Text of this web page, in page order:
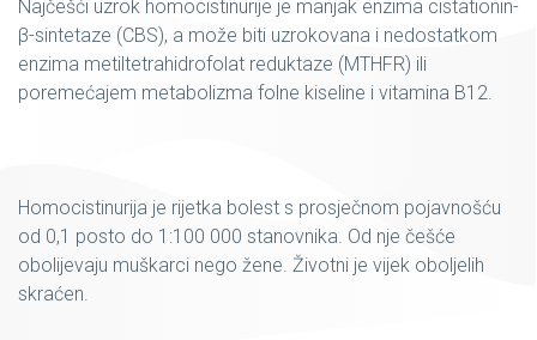
Najčešći uzrok homocistinurije je manjak enzima cistationin-
β-sintetaze (CBS), a može biti uzrokovana i nedostatkom
enzima metiltetrahidrofolat reduktaze (MTHFR) ili
poremećajem metabolizma folne kiseline i vitamina B12.
Homocistinurija je rijetka bolest s prosječnom poja­vnošću
od 0,1 posto do 1:100 000 stanovnika. Od nje češće
obolijevaju muškarci nego žene. Životni je vijek oboljelih
skraćen.